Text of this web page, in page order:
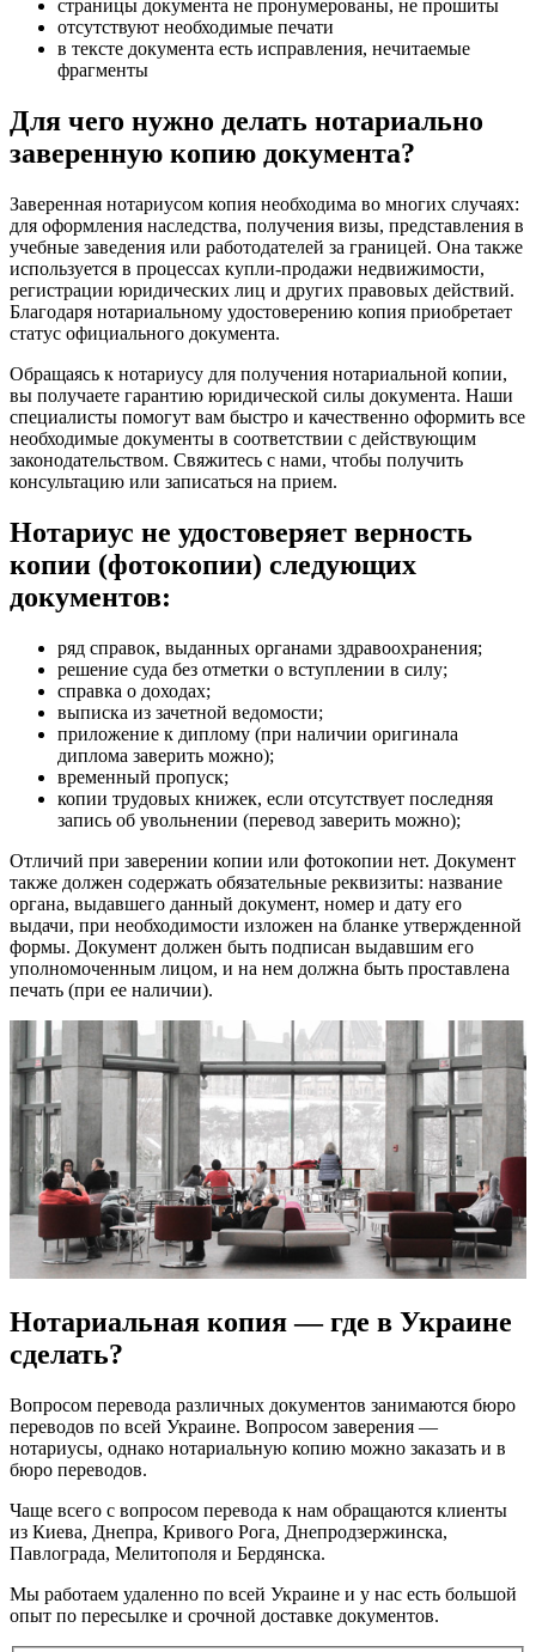
страницы документа не пронумерованы, не прошиты
отсутствуют необходимые печати
в тексте документа есть исправления, нечитаемые
фрагменты
Для чего нужно делать нотариально
заверенную копию документа?
Заверенная нотариусом копия необходима во многих случаях:
для оформления наследства, получения визы, представления в
учебные заведения или работодателей за границей. Она также
используется в процессах купли-продажи недвижимости,
регистрации юридических лиц и других правовых действий.
Благодаря нотариальному удостоверению копия приобретает
статус официального документа.
Обращаясь к нотариусу для получения нотариальной копии,
вы получаете гарантию юридической силы документа. Наши
специалисты помогут вам быстро и качественно оформить все
необходимые документы в соответствии с действующим
законодательством. Свяжитесь с нами, чтобы получить
консультацию или записаться на прием.
Нотариус не удостоверяет верность
копии (фотокопии) следующих
документов:
ряд справок, выданных органами здравоохранения;
решение суда без отметки о вступлении в силу;
справка о доходах;
выписка из зачетной ведомости;
приложение к диплому (при наличии оригинала
диплома заверить можно);
временный пропуск;
копии трудовых книжек, если отсутствует последняя
запись об увольнении (перевод заверить можно);
Отличий при заверении копии или фотокопии нет. Документ
также должен содержать обязательные реквизиты: название
органа, выдавшего данный документ, номер и дату его
выдачи, при необходимости изложен на бланке утвержденной
формы. Документ должен быть подписан выдавшим его
уполномоченным лицом, и на нем должна быть проставлена
печать (при ее наличии).
Нотариальная копия — где в Украине
сделать?
Вопросом перевода различных документов занимаются бюро
переводов по всей Украине. Вопросом заверения —
нотариусы, однако нотариальную копию можно заказать и в
бюро переводов.
Чаще всего с вопросом перевода к нам обращаются клиенты
из Киева, Днепра, Кривого Рога, Днепродзержинска,
Павлограда, Мелитополя и Бердянска.
Мы работаем удаленно по всей Украине и у нас есть большой
опыт по пересылке и срочной доставке документов.